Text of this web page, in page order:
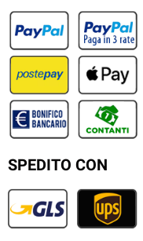
SPEDITO CON